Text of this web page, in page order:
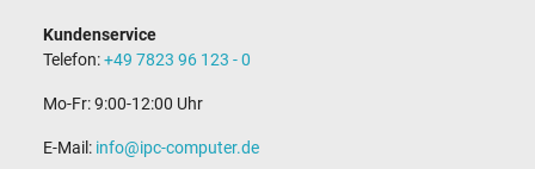
Kundenservice
Telefon:+49 7823 96 123 - 0
Mo-Fr: 9:00-12:00 Uhr
E-Mail: info@ipc-computer.de